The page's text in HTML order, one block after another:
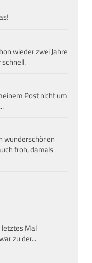
wieder zwei Jahre
schnell.
Post nicht um
wunderschönen
froh, damals
letztes Mal
zu der...